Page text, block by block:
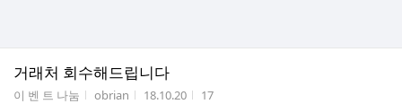
거래처 회수해드립니다
게시판명
이 벤 트 나눔 작성자
obrian 작성시간
18.10.20 조회수
17